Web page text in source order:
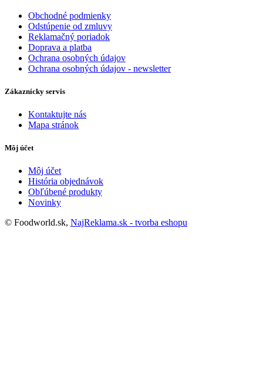
Obchodné podmienky
Odstúpenie od zmluvy
Reklamačný poriadok
Doprava a platba
Ochrana osobných údajov
Ochrana osobných údajov - newsletter
Zákaznícky servis
Kontaktujte nás
Mapa stránok
Môj účet
Môj účet
História objednávok
Obľúbené produkty
Novinky
© Foodworld.sk, NajReklama.sk - tvorba eshopu